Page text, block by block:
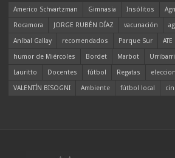
Americo Schvartzman Gimnasia Insólitos
Rocamora
JORGE RUBÉN DÍAZ vacunación
Aníbal Gallay
recomendados Parque Sur ATE
humor de Miércoles
Bordet Marbot Urribarri
Lauritto
Docentes fútbol Regatas
VALENTÍN BISOGNI
Ambiente fútbol local